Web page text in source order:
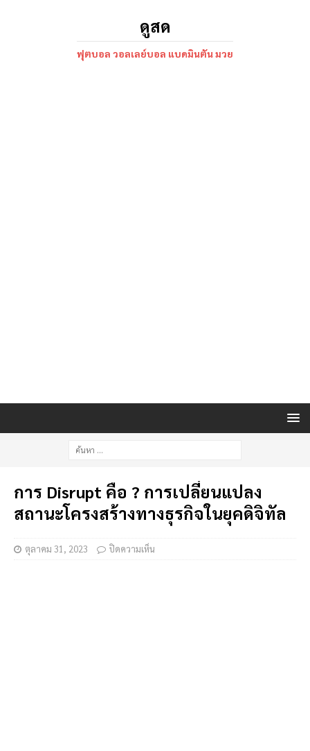
ดูสด
ฟุตบอล วอลเลย์บอล แบดมินตัน มวย
การ Disrupt คือ ? การเปลี่ยนแปลง
สถานะโครงสร้างทางธุรกิจในยุคดิจิทัล
ตุลาคม 31, 2023 ปิดความเห็น